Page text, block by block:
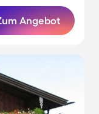
Angebot